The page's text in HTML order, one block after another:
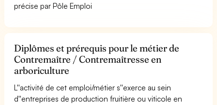
précise par Pôle Emploi
Diplômes et prérequis pour le métier de
Contremaître / Contremaîtresse en
arboriculture
L''activité de cet emploi/métier s''exerce au sein
d''entreprises de production fruitière ou viticole en